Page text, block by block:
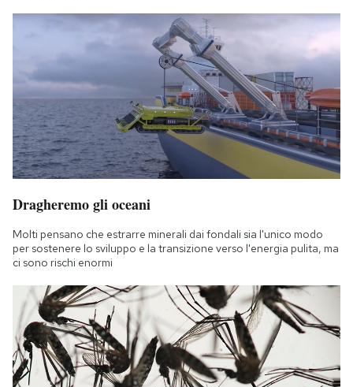
Dragheremo gli oceani
Molti pensano che estrarre minerali dai fondali sia l'unico modo
per sostenere lo sviluppo e la transizione verso l'energia pulita, ma
ci sono rischi enormi